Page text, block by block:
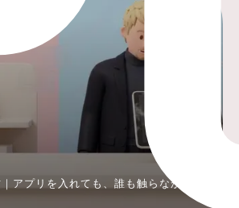
アプリを入れても、誰も触らなかっ